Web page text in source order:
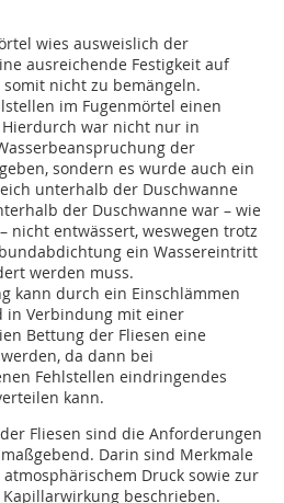
wies ausweislich der
ausreichende Festigkeit auf
nicht zu bemängeln.
im Fugenmörtel einen
war nicht nur in
der
sondern es wurde auch ein
unterhalb der Duschwanne
der Duschwanne war – wie
nicht entwässert, weswegen trotz
ein Wassereintritt
werden muss.
kann durch ein Einschlämmen
in Verbindung mit einer
Bettung der Fliesen eine
da dann bei
Fehlstellen eindringendes
kann.
Fliesen sind die Anforderungen
Darin sind Merkmale
Druck sowie zur
beschrieben.